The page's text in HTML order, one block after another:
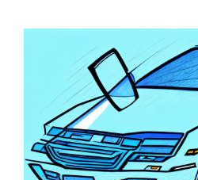
grösseres